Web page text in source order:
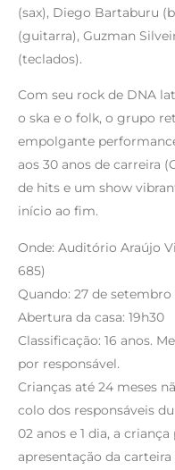
(sax), Diego Bartaburu
(guitarra), Guzman
(teclados).
Com seu rock de DNA
o ska e o folk, o grupo
empolgante
aos 30 anos de carreira
de hits e um show
início ao fim.
Onde: Auditório Araújo
685)
Quando: 27 de setembro
Abertura da casa: 19h30
Classificação: 16 anos.
por responsável.
Crianças até 24 meses
colo dos responsáveis
02 anos e 1 dia, a
apresentação da